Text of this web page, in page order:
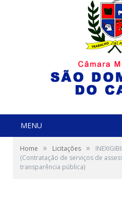
MENU
Home » Licitações »
(Contratação de serviços de
transparência pública)